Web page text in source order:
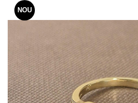
Bijuterii pentru barbati
Bratari
Talismane
Verighete
Bijuterii din argint placate cu aur
NOU